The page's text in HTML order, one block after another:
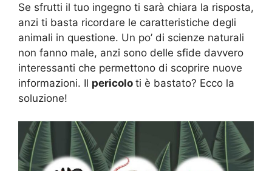
Se sfrutti il tuo ingegno ti sarà chiara la risposta,
anzi ti basta ricordare le caratteristiche degli
animali in questione. Un po’ di scienze naturali
non fanno male, anzi sono delle sfide davvero
interessanti che permettono di scoprire nuove
informazioni. Il pericolo ti è bastato? Ecco la
soluzione!